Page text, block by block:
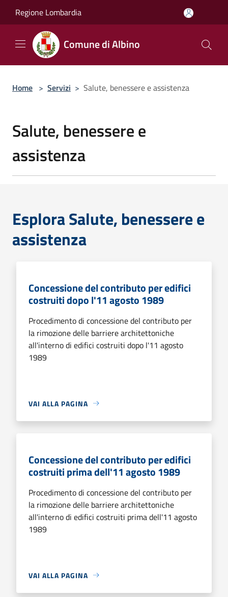
Regione Lombardia
Comune di Albino
Home > Servizi > Salute, benessere e assistenza
Salute, benessere e
assistenza
Esplora Salute, benessere e
assistenza
Concessione del contributo per edifici
costruiti dopo l'11 agosto 1989
Procedimento di concessione del contributo per
la rimozione delle barriere architettoniche
all'interno di edifici costruiti dopo l'11 agosto
1989
VAI ALLA PAGINA
Concessione del contributo per edifici
costruiti prima dell'11 agosto 1989
Procedimento di concessione del contributo per
la rimozione delle barriere architettoniche
all'interno di edifici costruiti prima dell'11 agosto
1989
VAI ALLA PAGINA